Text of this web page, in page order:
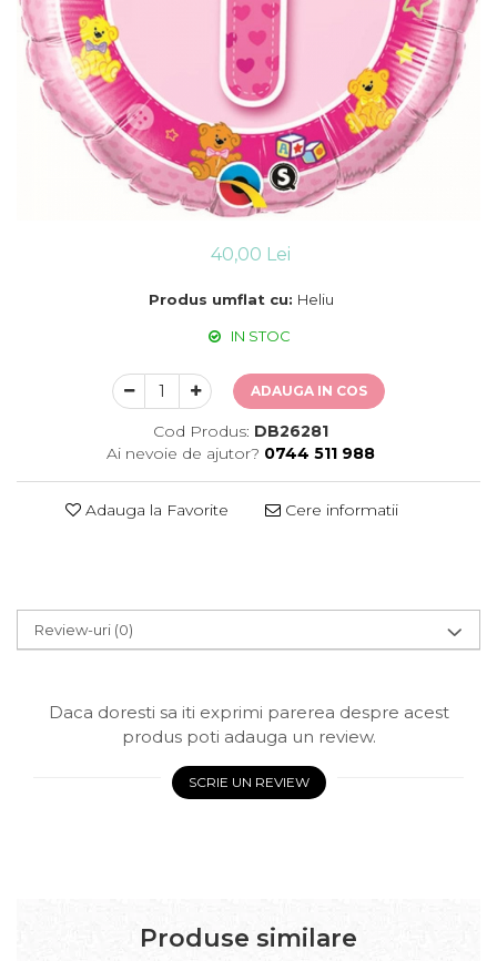
Suflatori
Farfurii,pahare & servetele
Ornamente sala
Masti
Confetti
Accesorii Baloane
Prima aniversare
40,00 Lei
Produs umflat cu: Heliu
IN STOC
ADAUGA IN COS
Cod Produs: DB26281
Ai nevoie de ajutor? 0744 511 988
Adauga la Favorite Cere informatii
Review-uri (0)
Daca doresti sa iti exprimi parerea despre acest
produs poti adauga un review.
SCRIE UN REVIEW
Produse similare